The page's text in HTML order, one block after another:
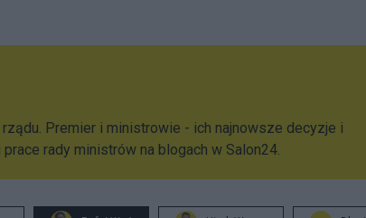
Premier i ministrowie - ich najnowsze decyzje i
rady ministrów na blogach w Salon24.